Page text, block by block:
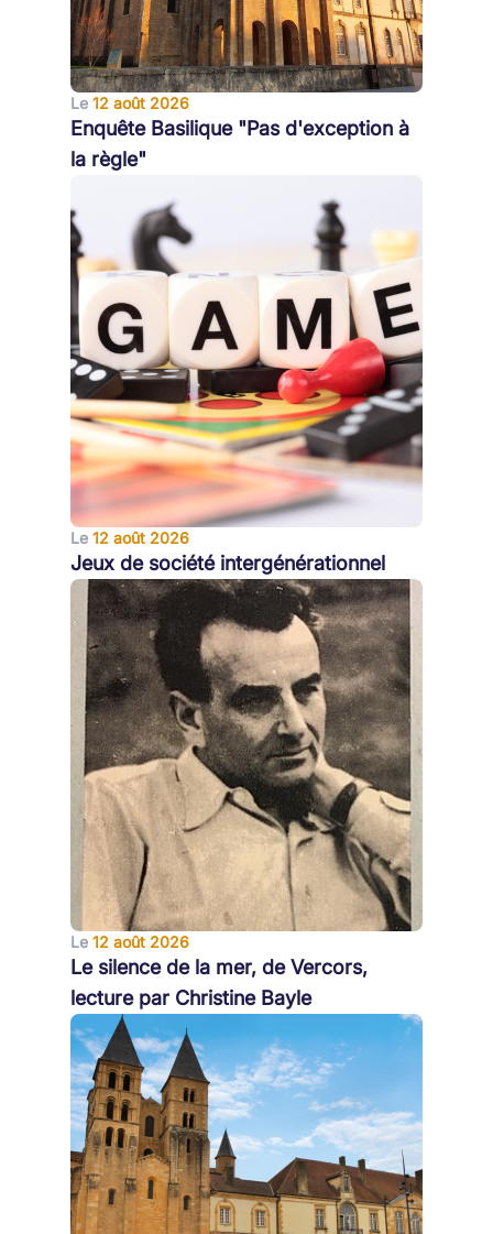
Le 12 août 2026
Enquête Basilique "Pas d'exception à
la règle"
Le 12 août 2026
Jeux de société intergénérationnel
Le 12 août 2026
Le silence de la mer, de Vercors,
lecture par Christine Bayle